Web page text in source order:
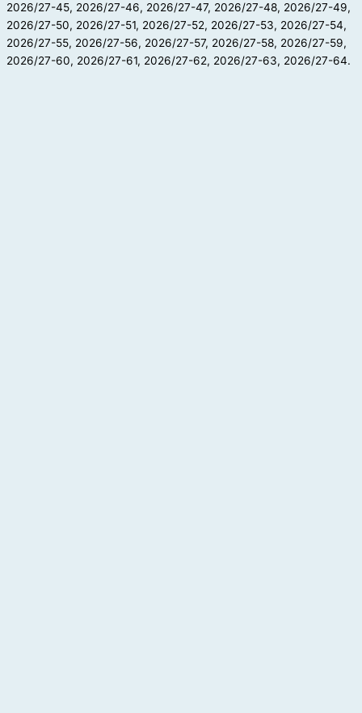
2026/27-45, 2026/27-46, 2026/27-47, 2026/27-48, 2026/27-49,
2026/27-50, 2026/27-51, 2026/27-52, 2026/27-53, 2026/27-54,
2026/27-55, 2026/27-56, 2026/27-57, 2026/27-58, 2026/27-59,
2026/27-60, 2026/27-61, 2026/27-62, 2026/27-63, 2026/27-64.